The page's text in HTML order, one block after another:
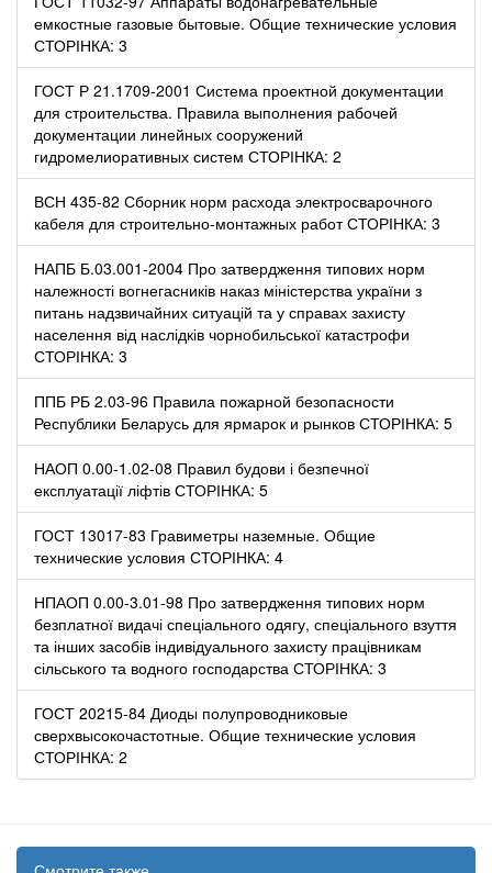
емкостные газовые бытовые. Общие технические условия
СТОРІНКА: 3
ГОСТ Р 21.1709-2001 Система проектной документации
для строительства. Правила выполнения рабочей
документации линейных сооружений
гидромелиоративных систем СТОРІНКА: 2
ВСН 435-82 Сборник норм расхода электросварочного
кабеля для строительно-монтажных работ СТОРІНКА: 3
НАПБ Б.03.001-2004 Про затвердження типових норм
належності вогнегасників наказ міністерства україни з
питань надзвичайних ситуацій та у справах захисту
населення від наслідків чорнобильської катастрофи
СТОРІНКА: 3
ППБ РБ 2.03-96 Правила пожарной безопасности
Республики Беларусь для ярмарок и рынков СТОРІНКА: 5
НАОП 0.00-1.02-08 Правил будови і безпечної
експлуатації ліфтів СТОРІНКА: 5
ГОСТ 13017-83 Гравиметры наземные. Общие
технические условия СТОРІНКА: 4
НПАОП 0.00-3.01-98 Про затвердження типових норм
безплатної видачі спеціального одягу, спеціального взуття
та інших засобів індивідуального захисту працівникам
сільського та водного господарства СТОРІНКА: 3
ГОСТ 20215-84 Диоды полупроводниковые
сверхвысокочастотные. Общие технические условия
СТОРІНКА: 2